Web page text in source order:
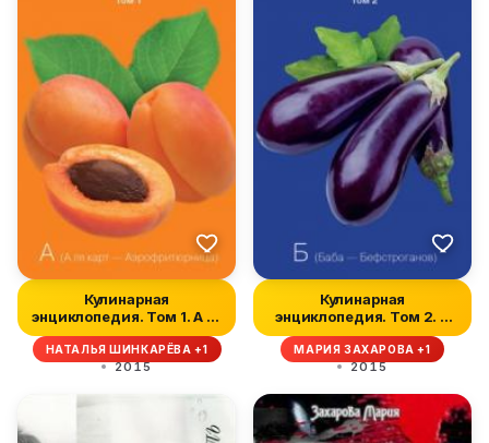
Кулинарная
энциклопедия. Том 1. А (А
ля карт – Аэр...
НАТАЛЬЯ ШИНКАРЁВА +1
2015
Кулинарная
энциклопедия. Том 2. Б
(Баба – Бефстрог...
МАРИЯ ЗАХАРОВА +1
2015